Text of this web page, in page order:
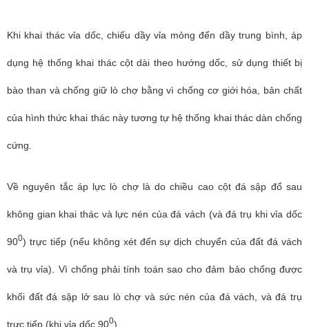
Khi khai thác vỉa dốc, chiếu dầy vỉa mỏng đến dầy trung bình, áp
dụng hệ thống khai thác cột dài theo hướng dốc, sử dụng thiết bị
bào than và chống giữ lò chợ bằng vì chống cơ giới hóa, bản chất
của hình thức khai thác này tương tự hệ thống khai thác dàn chống
cứng.
Về nguyên tắc áp lực lò chợ là do chiều cao cột đá sập đổ sau
không gian khai thác và lực nén của đá vách (và đá trụ khi vỉa dốc
900) trực tiếp (nếu không xét đến sự dịch chuyển của đất đá vách
và trụ vỉa). Vì chống phải tính toán sao cho đảm bảo chống được
khối đất đá sập lở sau lò chợ và sức nén của đá vách, và đá trụ
trực tiếp (khi vỉa dốc 900).